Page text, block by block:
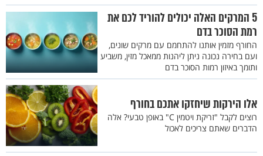
5 המרקים האלה יכולים להוריד לכם את
רמת הסוכר בדם
החורף מזמין אותנו להתחמם עם מרקים שונים,
ועם בחירה נכונה ניתן ליהנות ממאכל מזין, משביע
ותומך באיזון רמות הסוכר בדם
אלו הירקות שיחזקו אתכם בחורף
רוצים לקבל "זריקת ויטמין C" באופן טבעי? אלה
הדברים שאתם צריכים לאכול